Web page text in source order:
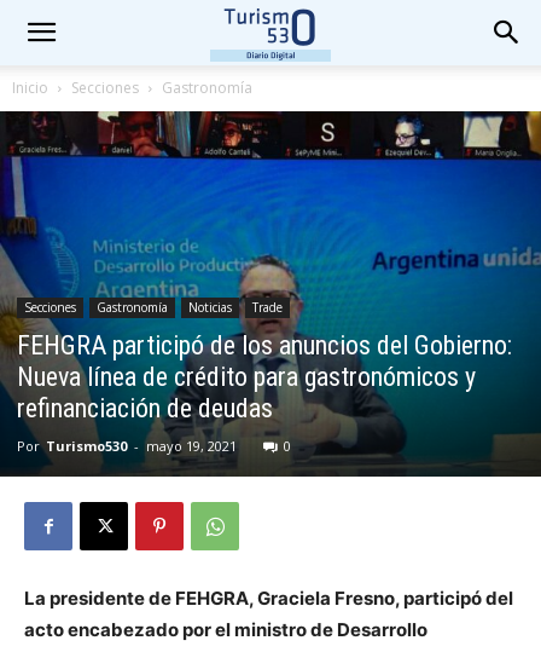
Inicio Secciones Gastronomía
Secciones Gastronomía Noticias Trade
FEHGRA participó de los anuncios del Gobierno:
Nueva línea de crédito para gastronómicos y
refinanciación de deudas
Por Turismo530 - mayo 19, 2021 0
La presidente de FEHGRA, Graciela Fresno, participó del
acto encabezado por el ministro de Desarrollo